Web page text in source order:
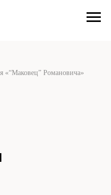
«“Маковец” Романовича»